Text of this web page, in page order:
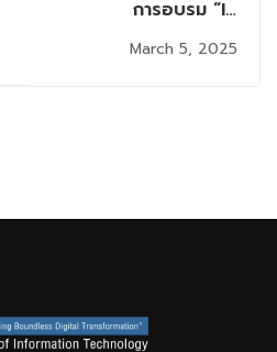
การอบรม “IP
Strategies กลยุทธ์
จัดการทรัพย์สินทาง
March 5, 2025